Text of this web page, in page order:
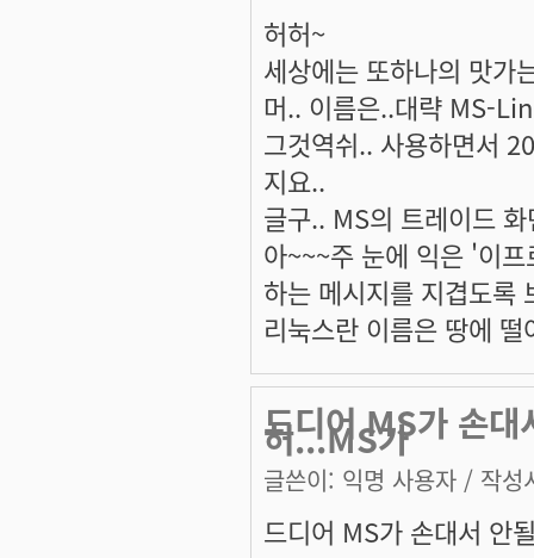
허허~
세상에는 또하나의 맛가
머.. 이름은..대략 MS-
그것역쉬.. 사용하면서
지요..
글구.. MS의 트레이드
아~~~주 눈에 익은 '이
하는 메시지를 지겹도록
리눅스란 이름은 땅에
드디어 MS가 손
허...MS가
글쓴이: 익명 사용자 / 작성
드디어 MS가 손대서 안